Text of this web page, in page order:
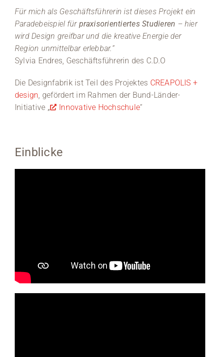
Für mich als Geschäftsführerin ist dieses Projekt ein
Paradebeispiel für praxisorientiertes Studieren – hier
wird Design greifbar und die kreative Energie der
Region unmittelbar erlebbar.“
Sylvia Endres, Geschäftsführerin des C.D.O
Die Designfabrik ist Teil des Projektes CREAPOLIS +
design, gefördert im Rahmen der Bund-Länder-
Initiative „
Innovative Hochschule“
Einblicke